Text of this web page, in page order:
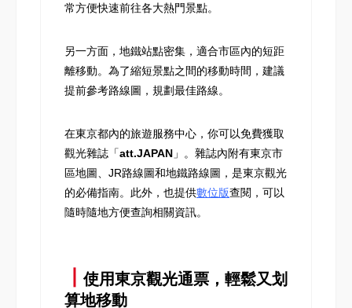
常方便快速前往各大熱門景點。
另一方面，地鐵站點密集，適合市區內的短距
離移動。為了縮短景點之間的移動時間，建議
提前參考路線圖，規劃最佳路線。
在東京都內的旅遊服務中心，你可以免費獲取
觀光雜誌「att.JAPAN 」。雜誌內附有東京市
區地圖、JR路線圖和地鐵路線圖，是東京觀光
的必備指南。此外，也提供數位版查閱，可以
隨時隨地方便查詢相關資訊。
使用東京觀光通票，輕鬆又划
算地移動